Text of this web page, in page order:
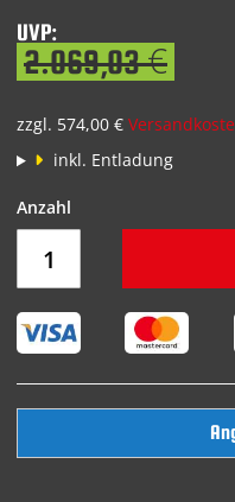
UVP:
2.069,03 €
zzgl. 574,00 €
inkl. Entladung